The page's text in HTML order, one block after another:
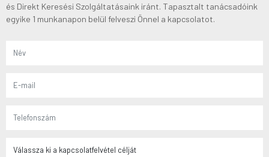
és Direkt Keresési Szolgáltatásaink iránt. Tapasztalt tanácsadóink
egyike 1 munkanapon belül felveszi Önnel a kapcsolatot.